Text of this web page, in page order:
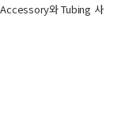
와 Tubing 사